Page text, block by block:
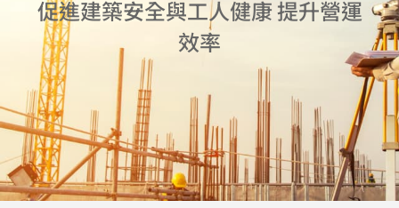
促進建築安全與工人健康 提升營運
效率